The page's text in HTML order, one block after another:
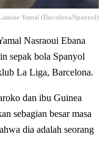
Yamal (Barcelona/Spanyol)
Nasraoui Ebana
sepak bola Spanyol
La Liga, Barcelona.
dan ibu Guinea
sebagian besar masa
dia adalah seorang